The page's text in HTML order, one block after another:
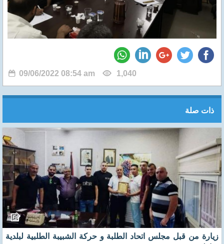
09/06/2022 08:54 am 1,040
ذات صلة
زيارة من قبل مجلس اتحاد الطلبة و حركة الشبيبة الطلبية لبلدية